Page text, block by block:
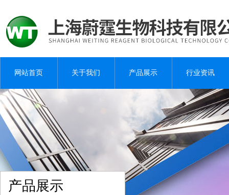
网站首页 关于我们 产品展示 行业资讯
产品展示